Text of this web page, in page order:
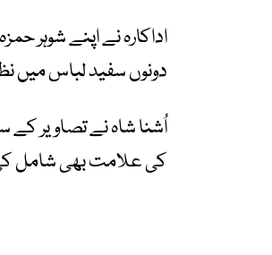
اداکارہ نے اپنے شوہر
دونوں سفید لباس میں
اُشنا شاہ نے تصاویر
کی علامت بھی شامل